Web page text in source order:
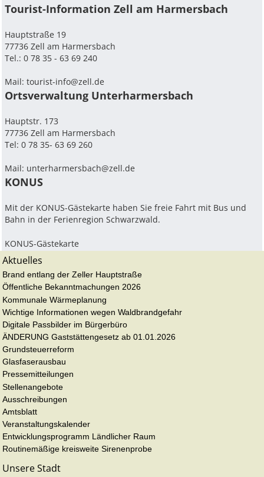
Tourist-Information Zell am Harmersbach
Hauptstraße 19
77736 Zell am Harmersbach
Tel.: 0 78 35 - 63 69 240
Mail:tourist-info@zell.de
Ortsverwaltung Unterharmersbach
Hauptstr. 173
77736 Zell am Harmersbach
Tel: 0 78 35- 63 69 260
Mail: unterharmersbach@zell.de
KONUS
Mit der KONUS-Gästekarte haben Sie freie Fahrt mit Bus und
Bahn in der Ferienregion Schwarzwald.
KONUS-Gästekarte
Aktuelles
Brand entlang der Zeller Hauptstraße
Öffentliche Bekanntmachungen 2026
Kommunale Wärmeplanung
Wichtige Informationen wegen Waldbrandgefahr
Digitale Passbilder im Bürgerbüro
ÄNDERUNG Gaststättengesetz ab 01.01.2026
Grundsteuerreform
Glasfaserausbau
Pressemitteilungen
Stellenangebote
Ausschreibungen
Amtsblatt
Veranstaltungskalender
Entwicklungsprogramm Ländlicher Raum
Routinemäßige kreisweite Sirenenprobe
Unsere Stadt